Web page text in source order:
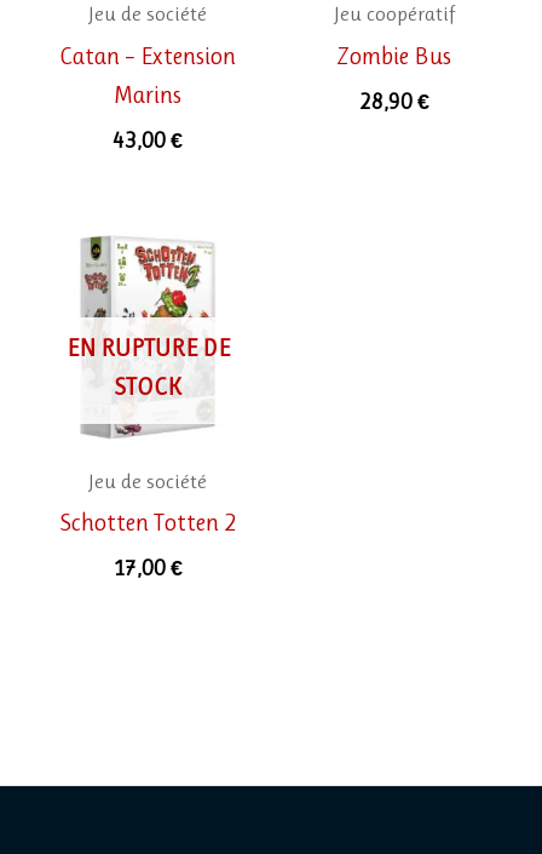
Jeu de société
Catan – Extension
Marins
43,00€
Jeu coopératif
Zombie Bus
28,90 €
EN RUPTURE DE
STOCK
Jeu de société
Schotten Totten 2
17,00€